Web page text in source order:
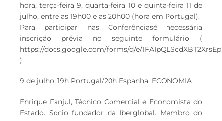
hora, terça-feira 9, quarta-feira 10 e quinta-feira 11 de
julho, entre as 19h00 e as 20h00 (hora em Portugal).
Para participar nas Conferênciasé necessária
inscrição prévia no seguinte formulário (
https://docs.google.com/forms/d/e/
).
9 de julho, 19h Portugal/20h Espanha: ECONOMIA
Enrique Fanjul, Técnico Comercial e Economista do
Estado. Sócio fundador da Iberglobal. Membro do